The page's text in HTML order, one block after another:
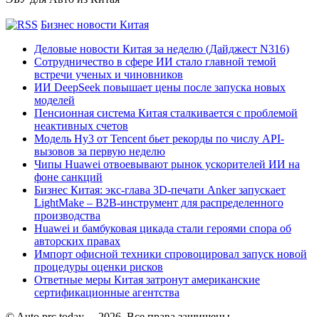
Бизнес новости Китая
Деловые новости Китая за неделю (Дайджест N316)
Сотрудничество в сфере ИИ стало главной темой
встречи ученых и чиновников
ИИ DeepSeek повышает цены после запуска новых
моделей
Пенсионная система Китая сталкивается с проблемой
неактивных счетов
Модель Hy3 от Tencent бьет рекорды по числу API-
вызовов за первую неделю
Чипы Huawei отвоевывают рынок ускорителей ИИ на
фоне санкций
Бизнес Китая: экс-глава 3D-печати Anker запускает
LightMake – B2B-инструмент для распределенного
производства
Huawei и бамбуковая цикада стали героями спора об
авторских правах
Импорт офисной техники спровоцировал запуск новой
процедуры оценки рисков
Ответные меры Китая затронут американские
сертификационные агентства